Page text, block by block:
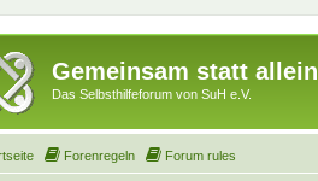
Gemeinsam statt allein
Das Selbsthilfeforum von SuH e.V.
Forenregeln Forum rules